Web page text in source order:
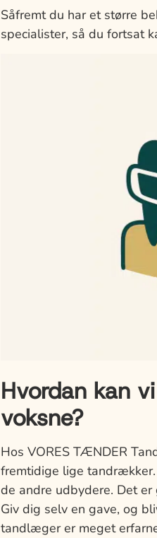
Såfremt du har et større
specialister, så du fortsat
Hvordan kan
voksne?
Hos VORES TÆNDER
fremtidige lige
de andre udbydere. Det
Giv dig selv en gave, og
tandlæger er meget